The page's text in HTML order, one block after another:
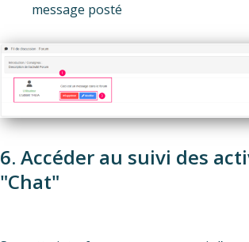
message posté
6. Accéder au suivi des
"Chat"